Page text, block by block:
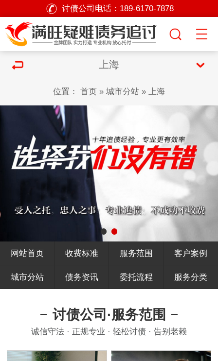
讨债公司电话： 189-6170-7878
上海
位置： 首页 » 城市分站 » 上海
网站首页 收费标准 服务范围 客户案例
城市分站 债务资讯 委托流程 服务分类
讨债公司·服务范围
诚信守法 · 正规专业 · 轻松讨债 · 告别老赖